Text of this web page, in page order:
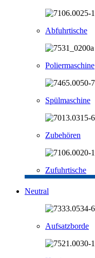
Abfuhrtische
Poliermaschine
Spülmaschine
Zubehören
Zufuhrtische
Neutral
Aufsatzborde